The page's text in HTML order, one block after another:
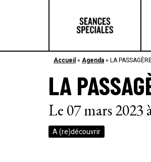
Accueil » Agenda » LA
LA
Le 07 mars 2023
A (re)découvrir